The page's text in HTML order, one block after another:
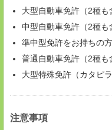
大型自動車免許（2種
中型自動車免許（2種
準中型免許をお持ちの方
普通自動車免許（2種
大型特殊免許（カタピ
注意事項